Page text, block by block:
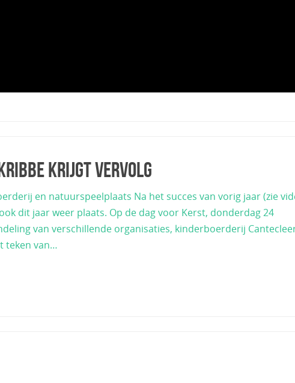
krijgt vervolg
en natuurspeelplaats Na het succes van vorig jaar (zie
dit jaar weer plaats. Op de dag voor Kerst, donderdag 24
van verschillende organisaties, kinderboerderij
teken van…